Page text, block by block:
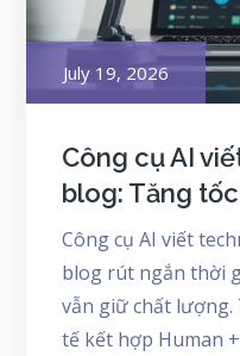
Posted
on
July 19, 2026
Công cụ AI
blog: Tăng
Công cụ AI viết
blog rút ngắn thời
vẫn giữ chất
tế kết hợp Human